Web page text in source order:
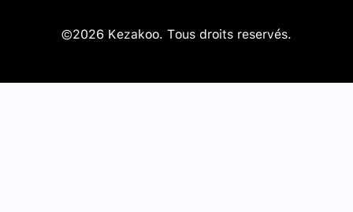
©2026 Kezakoo. Tous droits reservés.